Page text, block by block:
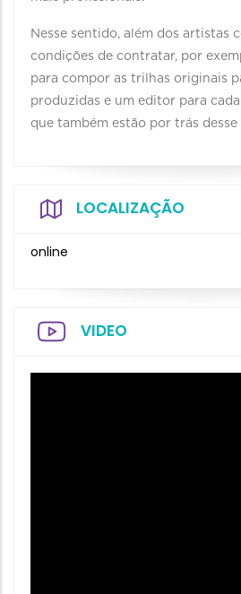
Nesse sentido, além dos artistas
condições de contratar, por
para compor as trilhas originais
produzidas e um editor para
que também estão por trás desse
LOCALIZAÇÃO
online
VIDEO